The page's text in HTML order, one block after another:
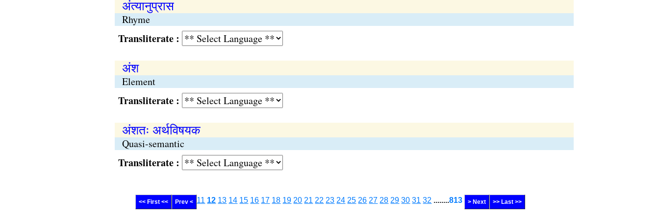
अंत्यानुप्रास
Rhyme
Transliterate :
अंश
Element
Transliterate :
अंशतः अर्थविषयक
Quasi-semantic
Transliterate :
<< First << Prev < 11 12 13 14 15 16 17 18 19 20 21 22 23 24 25 26 27 28 29 30 31 32 ........813 > Next >> Last >>